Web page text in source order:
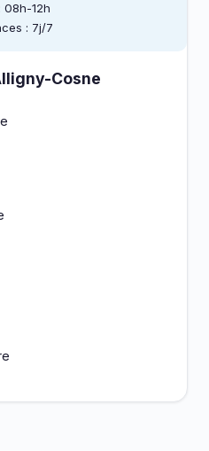
08h-12h
: 7j/7
Cosne